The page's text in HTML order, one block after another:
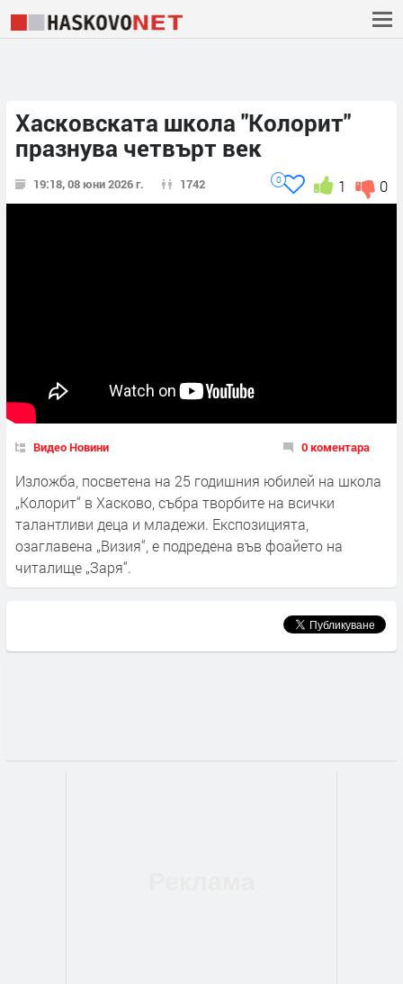
Хасковската школа "Колорит"
празнува четвърт век
19:18, 08 юни 2026 г. 1742 0
1
0
Видео Новини 0 коментара
Изложба, посветена на 25 годишния юбилей на школа
„Колорит“ в Хасково, събра творбите на всички
талантливи деца и младежи. Експозицията,
озаглавена „Визия“, е подредена във фоайето на
читалище „Заря“.